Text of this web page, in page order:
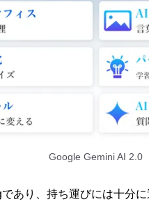
Google Gemini AI 2.0
あり、持ち運びには十分に